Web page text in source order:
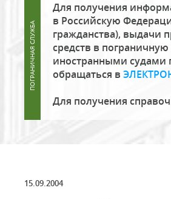
Для получения
в Российскую
гражданства), выдачи
средств в
иностранными судами
обращаться в
Для получения
15.09.2004